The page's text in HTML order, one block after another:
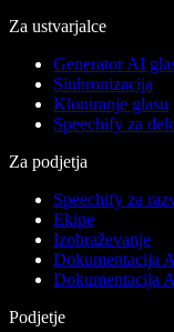
Za ustvarjalce
Generator AI
Sinhronizacija
Kloniranje glasu
Speechify za
Za podjetja
Speechify za
Ekipe
Izobraževanje
Dokumentacija
Dokumentacija
Podjetje